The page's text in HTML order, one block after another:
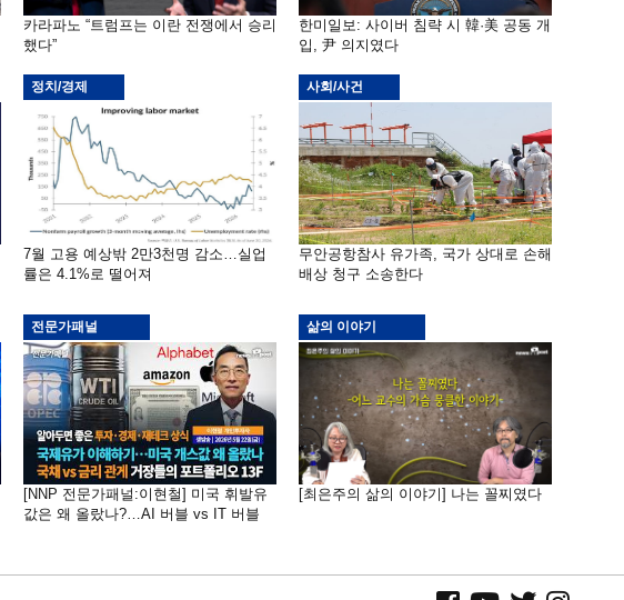
카라파노 “트럼프는 이란 전쟁에서 승리
했다”
한미일보: 사이버 침략 시 韓·美 공동 개
입, 尹 의지였다
정치/경제
7월 고용 예상밖 2만3천명 감소…실업
률은 4.1%로 떨어져
사회/사건
무안공항참사 유가족, 국가 상대로 손해
배상 청구 소송한다
전문가패널
[NNP 전문가패널:이현철] 미국 휘발유
값은 왜 올랐나?…AI 버블 vs IT 버블
삶의 이야기
[최은주의 삶의 이야기] 나는 꼴찌였다